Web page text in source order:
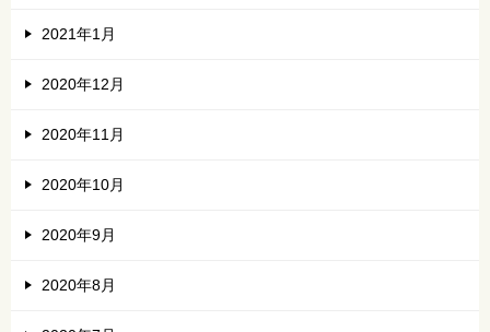
2021年1月
2020年12月
2020年11月
2020年10月
2020年9月
2020年8月